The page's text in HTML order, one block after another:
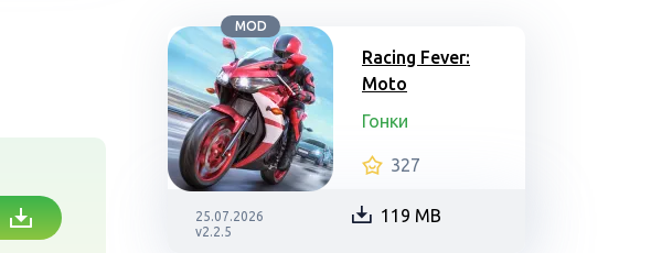
MOD
Racing Fever:
Moto
Гонки
327
25.07.2026
v2.2.5
119 MB